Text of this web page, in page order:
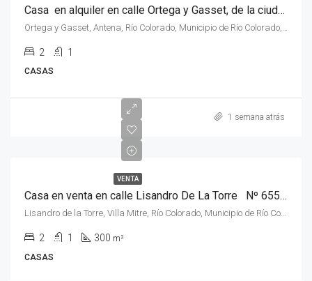
Casa en alquiler en calle Ortega y Gasset, de la ciudad de Rio Colorado, Rio Negro.
Ortega y Gasset, Antena, Río Colorado, Municipio de Río Colorado, Departamento Pichi Mahuida, Río Negro, 8138, Argentina
2 1
CASAS
1 semana atrás
VENTA
Casa en venta en calle Lisandro De La Torre Nº 655,Villa Mitre , de la ciudad de Rio Colorado, Rio Negro
Lisandro de la Torre, Villa Mitre, Río Colorado, Municipio de Río Colorado, Departamento Pichi Mahuida, Río Negro, 8138, Argentina
2 1 300 m²
CASAS